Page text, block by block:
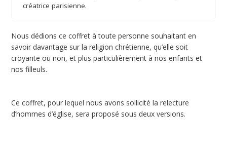
créatrice parisienne.
Nous dédions ce coffret à toute personne souhaitant en
savoir davantage sur la religion chrétienne, qu’elle soit
croyante ou non, et plus particulièrement à nos enfants et
nos filleuls.
Ce coffret, pour lequel nous avons sollicité la relecture
d’hommes d’église, sera proposé sous deux versions.